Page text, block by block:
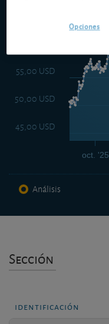
oct. '25
45,00 USD
50,00 USD
55,00 USD
Análisis
Sección
identificación
Opciones